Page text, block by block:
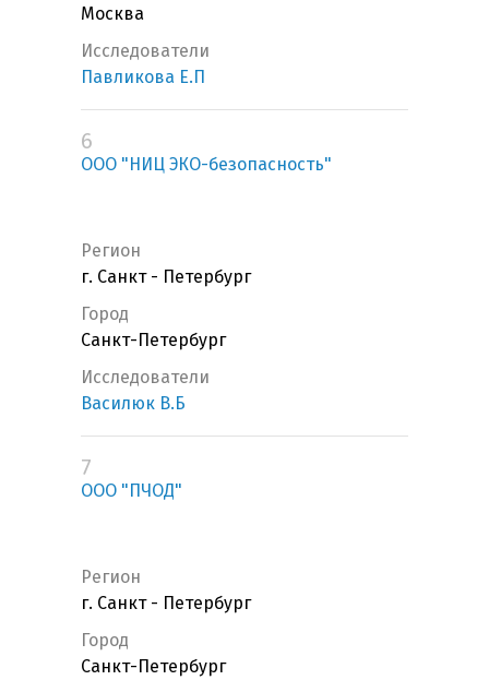
Москва
Исследователи
Павликова Е.П
6
ООО "НИЦ ЭКО-безопасность"
Регион
г. Санкт - Петербург
Город
Санкт-Петербург
Исследователи
Василюк В.Б
7
ООО "ПЧОД"
Регион
г. Санкт - Петербург
Город
Санкт-Петербург